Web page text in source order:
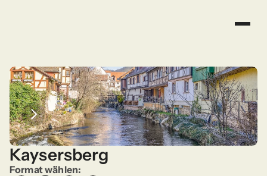
Kaysersberg
Format wählen: